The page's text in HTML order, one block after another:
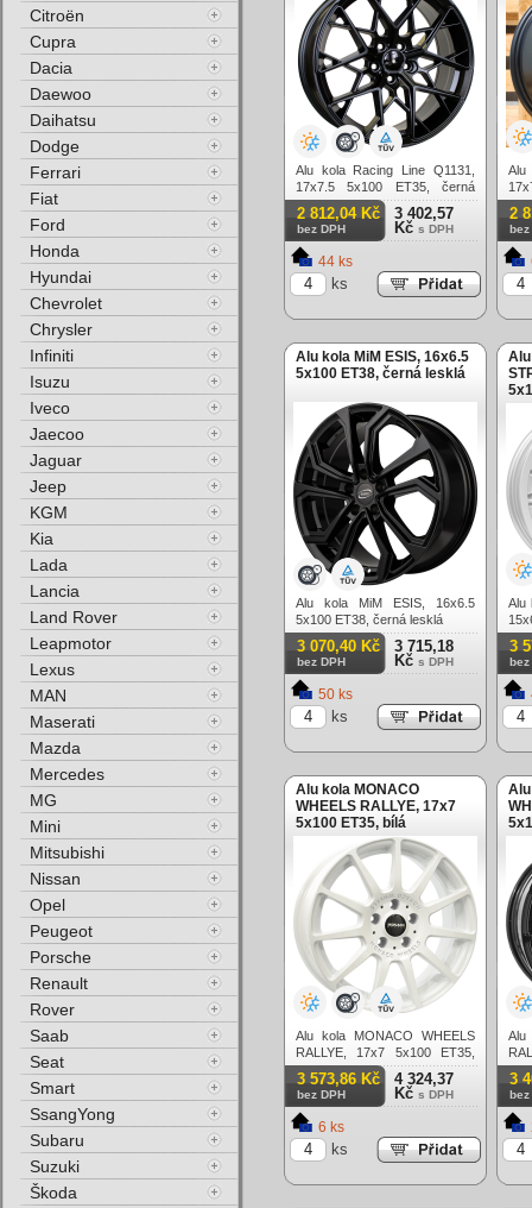
Alu kola Racing Line Q1131,
17x7.5 5x100 ET35, černá
matná
2 812,04 Kč
bez DPH
3 402,57
Kč s DPH
44 ks
ks
Alu
2
bez
Alu kola MiM ESIS, 16x6.5
5x100 ET38, černá lesklá
Alu kola MiM ESIS, 16x6.5
5x100 ET38, černá lesklá
3 070,40 Kč
bez DPH
3 715,18
Kč s DPH
50 ks
ks
Alu
3
bez
Alu kola MONACO
WHEELS RALLYE, 17x7
5x100 ET35, bílá
Alu kola MONACO WHEELS
RALLYE, 17x7 5x100 ET35,
bílá
3 573,86 Kč
bez DPH
4 324,37
Kč s DPH
6 ks
ks
Alu
3
bez
Citroën
Cupra
Dacia
Daewoo
Daihatsu
Dodge
Ferrari
Fiat
Ford
Honda
Hyundai
Chevrolet
Chrysler
Infiniti
Isuzu
Iveco
Jaecoo
Jaguar
Jeep
KGM
Kia
Lada
Lancia
Land Rover
Leapmotor
Lexus
MAN
Maserati
Mazda
Mercedes
MG
Mini
Mitsubishi
Nissan
Opel
Peugeot
Porsche
Renault
Rover
Saab
Seat
Smart
SsangYong
Subaru
Suzuki
Škoda